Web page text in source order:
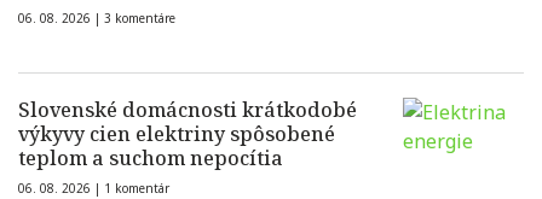
06. 08. 2026 | 3 komentáre
Slovenské domácnosti krátkodobé
výkyvy cien elektriny spôsobené
teplom a suchom nepocítia
06. 08. 2026 | 1 komentár